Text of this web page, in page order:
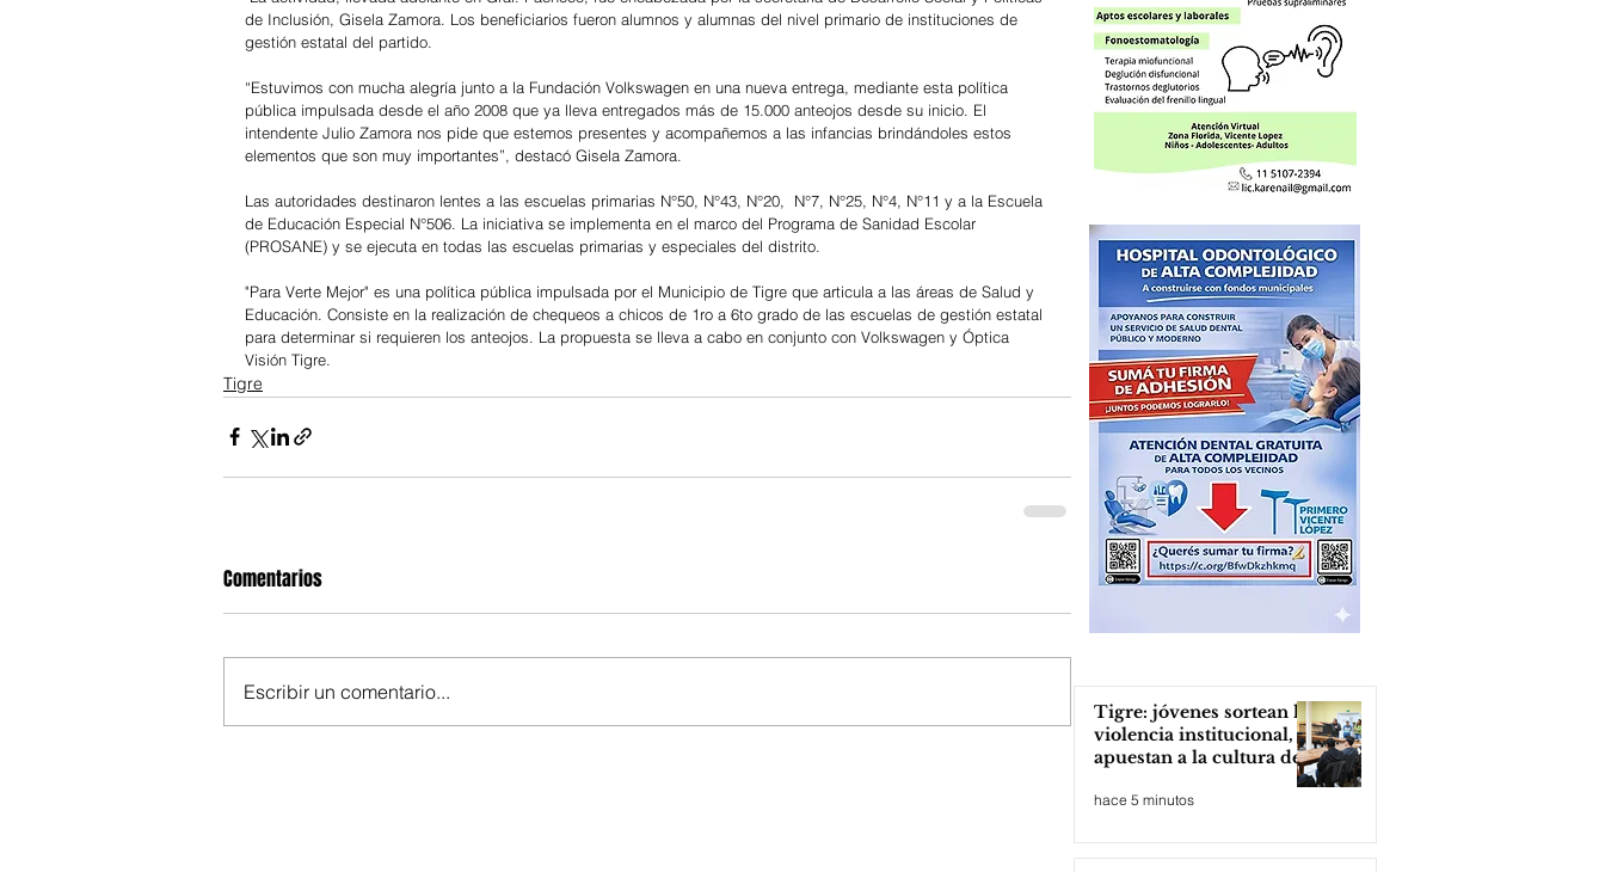
de Inclusión, Gisela Zamora. Los beneficiarios fueron alumnos y alumnas del nivel primario de instituciones de
gestión estatal del partido.
“Estuvimos con mucha alegría junto a la Fundación Volkswagen en una nueva entrega, mediante esta política
pública impulsada desde el año 2008 que ya lleva entregados más de 15.000 anteojos desde su inicio. El
intendente Julio Zamora nos pide que estemos presentes y acompañemos a las infancias brindándoles estos
elementos que son muy importantes”, destacó Gisela Zamora.
Las autoridades destinaron lentes a las escuelas primarias N°50, N°43, N°20,  N°7, N°25, N°4, N°11 y a la Escuela
de Educación Especial N°506. La iniciativa se implementa en el marco del Programa de Sanidad Escolar
(PROSANE) y se ejecuta en todas las escuelas primarias y especiales del distrito.
"Para Verte Mejor" es una política pública impulsada por el Municipio de Tigre que articula a las áreas de Salud y
Educación. Consiste en la realización de chequeos a chicos de 1ro a 6to grado de las escuelas de gestión estatal
para determinar si requieren los anteojos. La propuesta se lleva a cabo en conjunto con Volkswagen y Óptica
Visión Tigre.
Tigre
Comentarios
Escribir un comentario...
Tigre: jóvenes sortean la
violencia institucional,
apuestan a la cultura del
hace 5 minutos